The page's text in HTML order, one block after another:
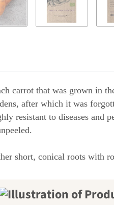
carrot that was grown in
after which it was
resistant to diseases
short, conical roots with